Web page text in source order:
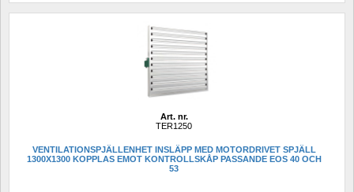
Art. nr.
TER1250
VENTILATIONSPJÄLLENHET INSLÄPP MED MOTORDRIVET SPJÄLL
1300X1300 KOPPLAS EMOT KONTROLLSKÅP PASSANDE EOS 40 OCH
53